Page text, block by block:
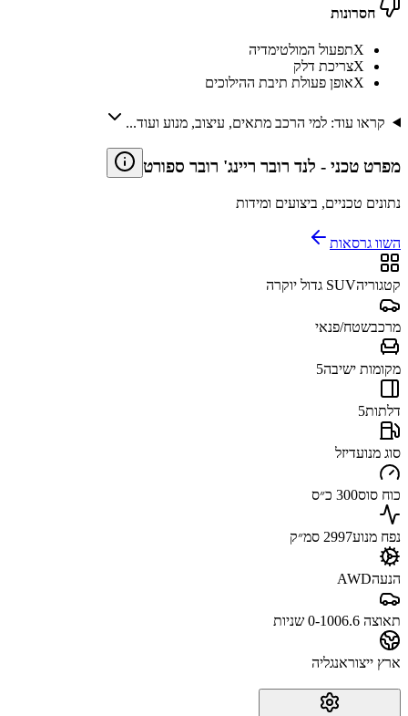
חסרונות
Xתפעול המולטימדיה
Xצריכת דלק
Xאופן פעולת תיבת ההילוכים
קראו עוד: למי הרכב מתאים, עיצוב, מנוע ועוד...
מפרט טכני - לנד רובר ריינג' רובר ספורט
נתונים טכניים, ביצועים ומידות
השוו גרסאות
קטגוריהSUV גדול יוקרה
מרכבשטח/פנאי
מקומות ישיבה5
דלתות5
סוג מנועדיזל
כוח סוס300 כ״ס
נפח מנוע2997 סמ״ק
הנעהAWD
תאוצה 0-100 6.6 שניות
ארץ ייצוראנגליה